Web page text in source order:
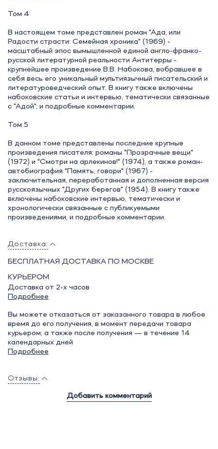
Том 4
В настоящем томе представлен роман "Ада, или
Радости страсти: Семейная хроника" (1969) -
масштабный эпос вымышленной единой англо-франко-
русской литературной реальности Антитерры -
крупнейшее произведение В.В. Набокова, вобравшее в
себя весь его уникальный мультиязычный писательский и
литературоведческий опыт. В книгу также включены
набоковские статьи и интервью, тематически связанные
с "Адой", и подробные комментарии.
Том 5
В данном томе представлены последние крупные
произведения писателя: романы "Прозрачные вещи"
(1972) и "Смотри на арлекинов!" (1974), а также роман-
автобиография "Память, говори" (1967) -
заключительная, переработанная и дополненная версия
русскоязычных "Других берегов" (1954). В книгу также
включены набоковские интервью, тематически и
хронологически связанные с публикуемыми
произведениями, и подробные комментарии.
Доставка:
БЕСПЛАТНАЯ ДОСТАВКА ПО МОСКВЕ
КУРЬЕРОМ
Доставка от 2-х часов
Подробнее
Вы можете отказаться от заказанного товара в любое
время до его получения, в момент передачи товара
курьером, а также после получения — в течение 14
календарных дней
Подробнее
Отзывы:
Добавить комментарий